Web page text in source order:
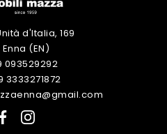
d'Italia, 169
Enna (EN)
093529292
3333271872